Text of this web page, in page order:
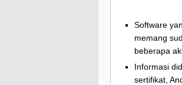
Software
memang
beberapa
Informasi
sertifikat,